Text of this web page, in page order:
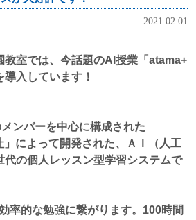
2021.02.01
教室では、今話題のAI授業「atama+
導入しています！
ンバーを中心に構成された
」によって開発された、ＡＩ（人工
代の個人レッスン型学習システムで
率的な勉強に繋がります。100時間